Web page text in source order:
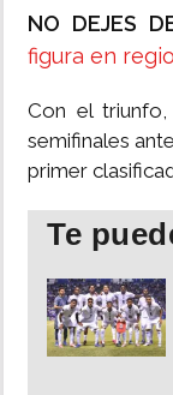
NO DEJES
figura en
Con el triunfo,
semifinales
primer
Te